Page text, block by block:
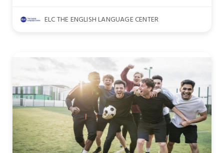
ELC THE ENGLISH LANGUAGE CENTER